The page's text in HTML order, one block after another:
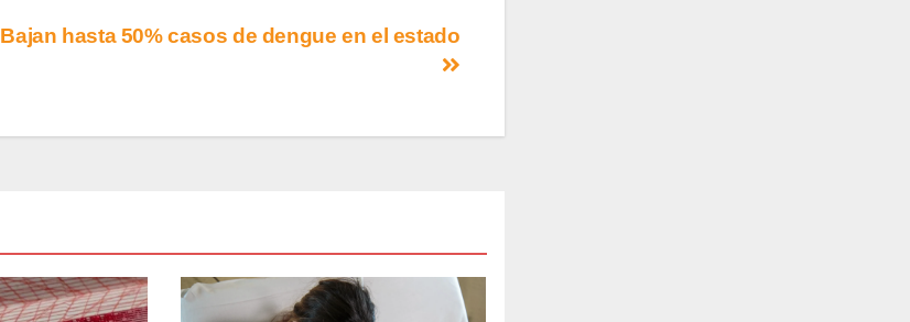
Bajan hasta 50% casos de dengue en el estado